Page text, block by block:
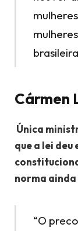
Cármen
Única
que a lei
norma
“O